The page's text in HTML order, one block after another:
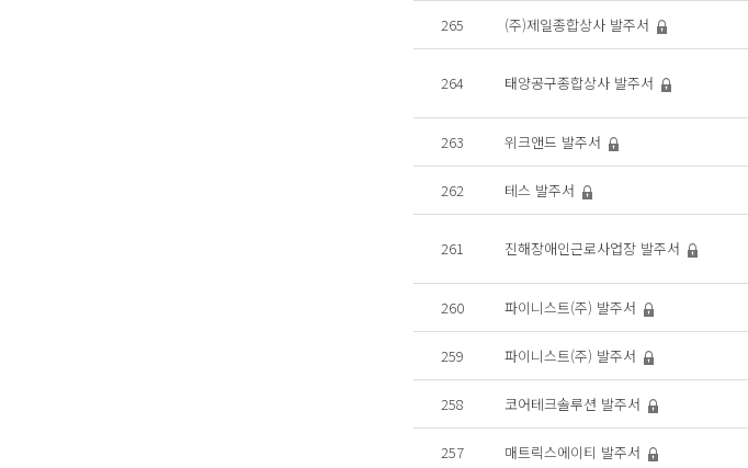
265 (주)제일종합상사 발주서
264 태양공구종합상사 발주서
263 위크앤드 발주서
262 테스 발주서
261 진해장애인근로사업장 발주서
260 파이니스트(주) 발주서
259 파이니스트(주) 발주서
258 코어테크솔루션 발주서
257 매트릭스에이티 발주서